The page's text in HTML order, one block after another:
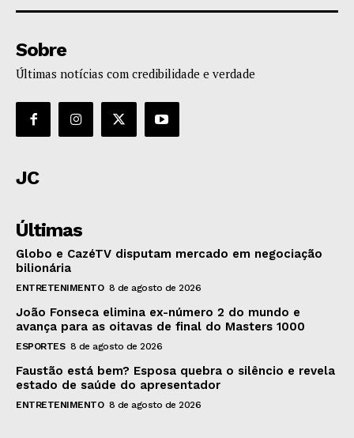
Sobre
Últimas notícias com credibilidade e verdade
JC
Últimas
Globo e CazéTV disputam mercado em negociação
bilionária
ENTRETENIMENTO 8 de agosto de 2026
João Fonseca elimina ex-número 2 do mundo e
avança para as oitavas de final do Masters 1000
ESPORTES 8 de agosto de 2026
Faustão está bem? Esposa quebra o silêncio e revela
estado de saúde do apresentador
ENTRETENIMENTO 8 de agosto de 2026